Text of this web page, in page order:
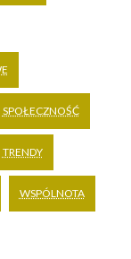
SPOŁECZNOŚĆ
TRENDY
WSPÓLNOTA